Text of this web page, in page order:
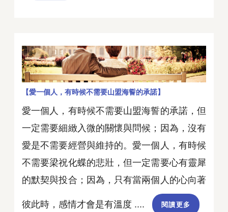
【愛一個人，有時候不需要山盟海誓的承諾】
愛一個人，有時候不需要山盟海誓的承諾，但
一定需要細緻入微的關懷與問候；因為，沒有
愛是不需要經營與維持的。愛一個人，有時候
不需要梁祝化蝶的悲壯，但一定需要心有靈犀
的默契與投合；因為，只有當兩個人的心向著
彼此時，感情才會是有溫度 .... 閱讀更多